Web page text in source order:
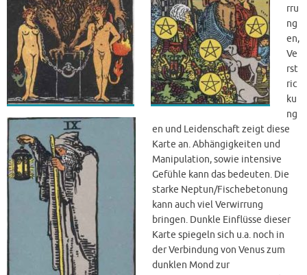
rru
ng
en,
Ve
rst
ric
ku
ng
en und Leidenschaft zeigt diese
Karte an. Abhängigkeiten und
Manipulation, sowie intensive
Gefühle kann das bedeuten. Die
starke Neptun/Fischebetonung
kann auch viel Verwirrung
bringen. Dunkle Einflüsse dieser
Karte spiegeln sich u.a. noch in
der Verbindung von Venus zum
dunklen Mond zur